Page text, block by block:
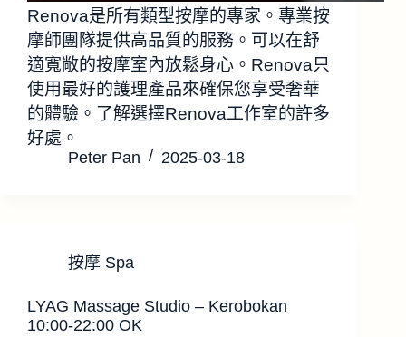
Renova是所有類型按摩的專家。專業按
摩師團隊提供高品質的服務。可以在舒
適寬敞的按摩室內放鬆身心。Renova只
使用最好的護理產品來確保您享受奢華
的體驗。了解選擇Renova工作室的許多
好處。
Peter Pan 2025-03-18
按摩 Spa
LYAG Massage Studio – Kerobokan
10:00-22:00 OK